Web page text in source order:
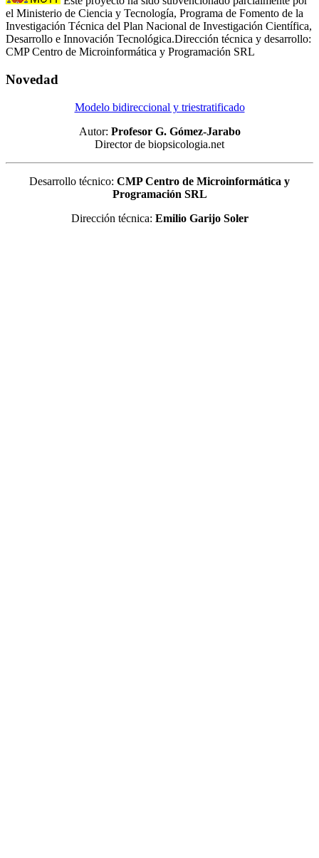
el Ministerio de Ciencia y Tecnología, Programa de Fomento de la
Investigación Técnica del Plan Nacional de Investigación Científica,
Desarrollo e Innovación Tecnológica.Dirección técnica y desarrollo:
CMP Centro de Microinformática y Programación SRL
Novedad
Modelo bidireccional y triestratificado
Autor: Profesor G. Gómez-Jarabo
Director de biopsicologia.net
Desarrollo técnico: CMP Centro de Microinformática y
Programación SRL
Dirección técnica: Emilio Garijo Soler